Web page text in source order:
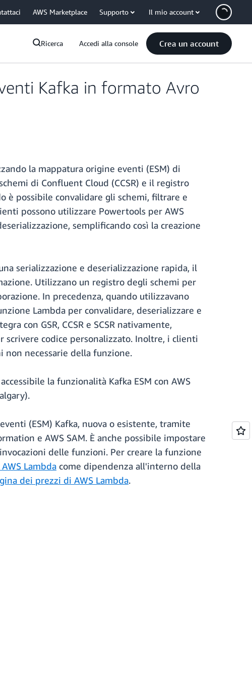
AWS Marketplace Supporto Il mio account
Ricerca Accedi alla console Crea un account
Kafka in formato Avro
la mappatura origine eventi (ESM) di
di Confluent Cloud (CCSR) e il registro
è possibile convalidare gli schemi, filtrare e
possono utilizzare Powertools per AWS
semplificando così la creazione
serializzazione e deserializzazione rapida, il
Utilizzano un registro degli schemi per
In precedenza, quando utilizzavano
Lambda per convalidare, deserializzare e
con GSR, CCSR e SCSR nativamente,
codice personalizzato. Inoltre, i clienti
necessarie della funzione.
la funzionalità Kafka ESM con AWS
(ESM) Kafka, nuova o esistente, tramite
e AWS SAM. È anche possibile impostare
delle funzioni. Per creare la funzione
Lambda come dipendenza all'interno della
dei prezzi di AWS Lambda.